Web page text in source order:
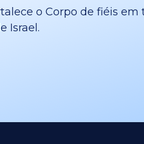
o Corpo de fiéis
Israel.